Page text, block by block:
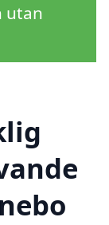
utan